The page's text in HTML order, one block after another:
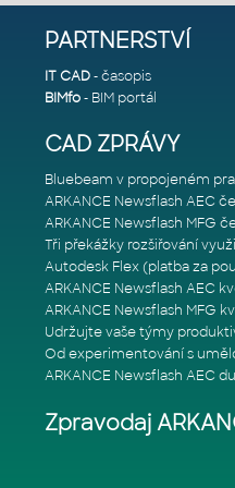
PARTNERSTVÍ
IT CAD- časopis
BIMfo- BIM portál
CAD ZPRÁVY
ARKANCE Newsflash AEC
ARKANCE Newsflash MFG
ARKANCE Newsflash AEC
ARKANCE Newsflash MFG
ARKANCE Newsflash AEC
Zpravodaj